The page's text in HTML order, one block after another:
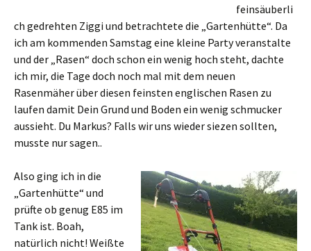
feinsäuberli
ch gedrehten Ziggi und betrachtete die „Gartenhütte“. Da
ich am kommenden Samstag eine kleine Party veranstalte
und der „Rasen“ doch schon ein wenig hoch steht, dachte
ich mir, die Tage doch noch mal mit dem neuen
Rasenmäher über diesen feinsten englischen Rasen zu
laufen damit Dein Grund und Boden ein wenig schmucker
aussieht. Du Markus? Falls wir uns wieder siezen sollten,
musste nur sagen..
Also ging ich in die
„Gartenhütte“ und
prüfte ob genug E85 im
Tank ist. Boah,
natürlich nicht! Weißte